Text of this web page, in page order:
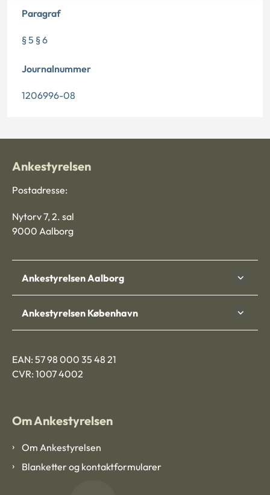
Paragraf
§ 5 § 6
Journalnummer
1206996-08
Ankestyrelsen
Postadresse:
Nytorv 7, 2. sal
9000 Aalborg
Ankestyrelsen Aalborg
Ankestyrelsen København
EAN: 57 98 000 35 48 21
CVR: 1007 4002
Om Ankestyrelsen
Om Ankestyrelsen
Blanketter og kontaktformularer